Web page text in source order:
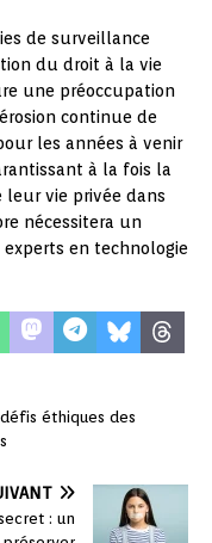
de surveillance
du droit à la vie
une préoccupation
continue de
les années à venir
à la fois la
leur vie privée dans
nécessitera un
en technologie
éthiques des
: un